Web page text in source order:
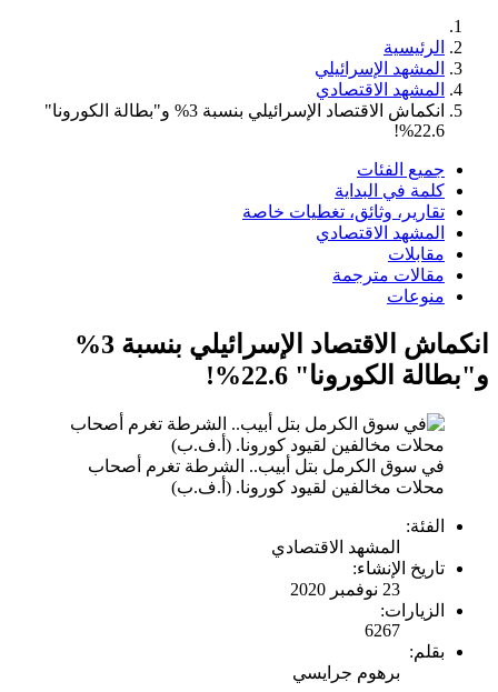
الرئيسية
المشهد الإسرائيلي
المشهد الاقتصادي
انكماش الاقتصاد الإسرائيلي بنسبة 3% و"بطالة الكورونا"
22.6%!
جميع الفئات
كلمة في البداية
تقارير، وثائق، تغطيات خاصة
المشهد الاقتصادي
مقابلات
مقالات مترجمة
منوعات
انكماش الاقتصاد الإسرائيلي بنسبة 3%
و"بطالة الكورونا" 22.6%!
في سوق الكرمل بتل أبيب.. الشرطة تغرم أصحاب
محلات مخالفين لقيود كورونا. (أ.ف.ب)
الفئة:
المشهد الاقتصادي
تاريخ الإنشاء:
23 نوفمبر 2020
الزيارات:
6267
بقلم:
برهوم جرايسي